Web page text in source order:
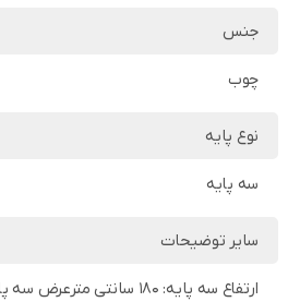
جنس
چوب
نوع پایه
سه پایه
سایر توضیحات